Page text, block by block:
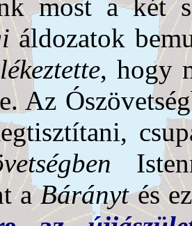
most a két
áldozatok
, hogy
Az
aBáránytés